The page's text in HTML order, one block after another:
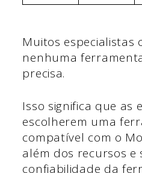
Muitos especialistas
nenhuma
precisa.
Isso significa que as
escolherem uma
compatível com o
além dos recursos e
confiabilidade da